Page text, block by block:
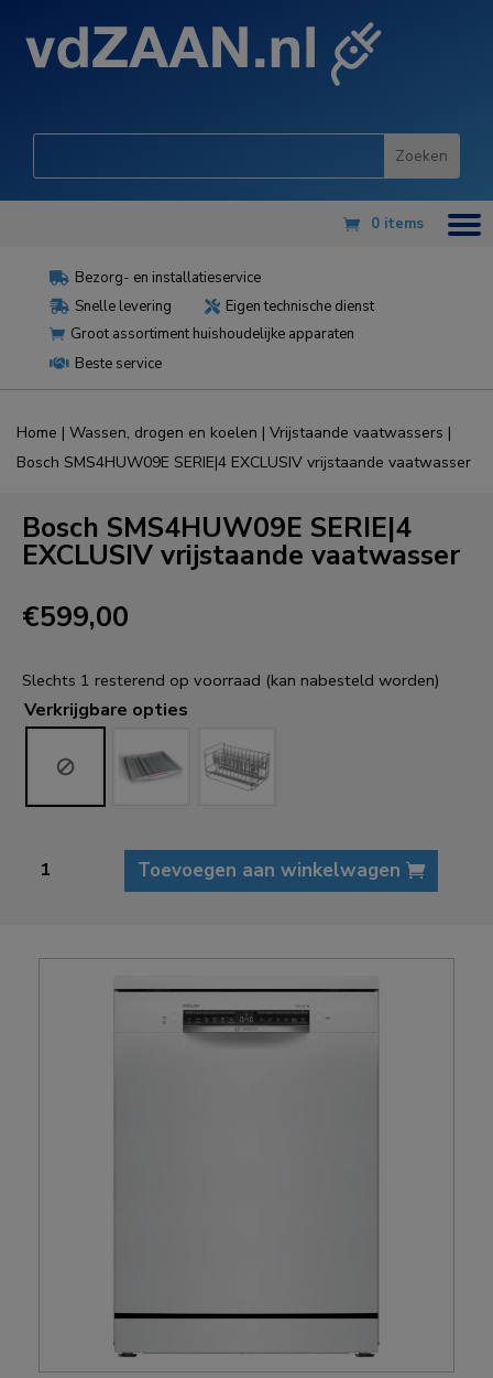
0 items
 Bezorg- en installatieservice
 Snelle levering  Eigen technische dienst
 Groot assortiment huishoudelijke apparaten
 Beste service
Home | Wassen, drogen en koelen | Vrijstaande vaatwassers |
Bosch SMS4HUW09E SERIE|4 EXCLUSIV vrijstaande vaatwasser
Bosch SMS4HUW09E SERIE|4
EXCLUSIV vrijstaande vaatwasser
€599,00
Slechts 1 resterend op voorraad (kan nabesteld worden)
Verkrijgbare opties
SMS4HUW09EToevoegen aan winkelwagen